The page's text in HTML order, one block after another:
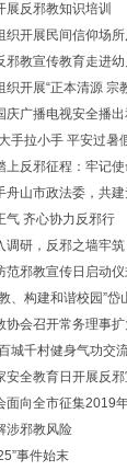
法委机关召开年度
冬带队开展春节前安
报｜探索构建海上“
舟山市委政法委员会
赢福袋｜2024我与
展反邪教知识培训
织开展民间信仰场所
邪教宣传教育走进幼
织开展“正本清源 宗
庆广播电视安全播
手拉小手 平安过暑
上反邪征程：牢记
舟山市政法委，共
气 齐心协力反邪行
调研，反邪之墙牢筑
范邪教宣传日启动仪
、构建和谐校园”
协会召开常务理事
城千村健身气功交
安全教育日开展反
面向全市征集2019
涉邪教风险
事件始末